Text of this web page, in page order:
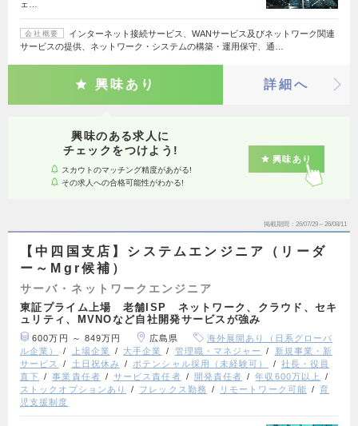
ェ…
会社概要
インターネット接続サービス、WANサービス及びネットワーク関連
サービスの提供、ネットワーク・システムの構築・運用保守、通…
興味あり 詳細へ
興味のある求人に
チェックをつけよう!
スカウトのマッチング精度があがる!
その求人への合格可能性がわかる!
興味あり
掲載期間 26/07/29～26/08/11
【中四国支店】システムエンジニア（リーダ
ー～Mgr候補）
サーバ・ネットワークエンジニア
東証プライム上場 老舗ISP ネットワーク、クラウド、セキ
ュリティ、MVNOなど自社開発サービスが強み
600万円 ～ 849万円 広島県
海外展開あり（日系グローバ
ル企業）
上場企業 大手企業 管理職・マネジャー
新規事業・新
サービス
土日祝休み ポテンシャル採用（未経験可）
社長・役員
直下
事業責任者 サービス責任者 開発責任者
年収600万以上
ストックオプションあり
フレックス勤務 リモートワーク可能
育
児支援制度